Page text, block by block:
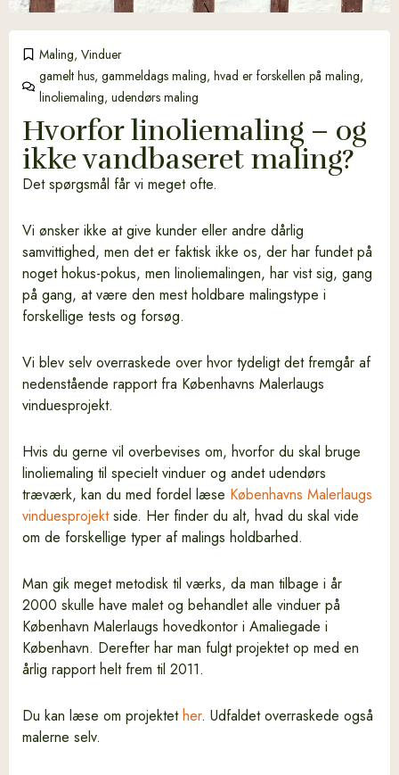
Maling, Vinduer
gamelt hus, gammeldags maling, hvad er forskellen på maling,
linoliemaling, udendørs maling
Hvorfor linoliemaling – og
ikke vandbaseret maling?
Det spørgsmål får vi meget ofte.
Vi ønsker ikke at give kunder eller andre dårlig
samvittighed, men det er faktisk ikke os, der har fundet på
noget hokus-pokus, men linoliemalingen, har vist sig, gang
på gang, at være den mest holdbare malingstype i
forskellige tests og forsøg.
Vi blev selv overraskede over hvor tydeligt det fremgår af
nedenstående rapport fra Københavns Malerlaugs
vinduesprojekt.
Hvis du gerne vil overbevises om, hvorfor du skal bruge
linoliemaling til specielt vinduer og andet udendørs
træværk, kan du med fordel læse Københavns Malerlaugs
vinduesprojektside. Her finder du alt, hvad du skal vide
om de forskellige typer af malings holdbarhed.
Man gik meget metodisk til værks, da man tilbage i år
2000 skulle have malet og behandlet alle vinduer på
København Malerlaugs hovedkontor i Amaliegade i
København. Derefter har man fulgt projektet op med en
årlig rapport helt frem til 2011.
Du kan læse om projektether. Udfaldet overraskede også
malerne selv.